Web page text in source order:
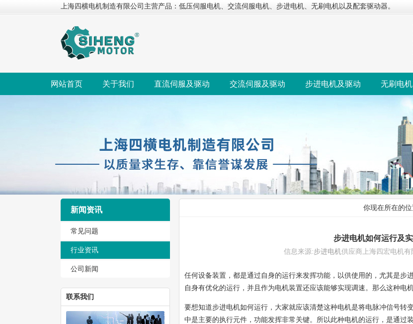
上海四横电机制造有限公司主营产品：低压伺服电机、交流伺服电机、步进电机、无刷电机以及配套驱动器。
网站首页 关于我们 直流伺服及驱动 交流伺服及驱动 步进电机及驱动 无刷电机
新闻资讯
常见问题
行业资讯
公司新闻
联系我们
你现在所在的位
步进电机如何运行及
信息来源:步进电机供应商上海四宏电机
任何设备装置，都是通过自身的运行来发挥功能，以供使用的，尤其是步
自身有优化的运行，并且作为电机装置还应该能够实现调速。那么这种电
要想知道步进电机如何运行，大家就应该清楚这种电机是将电脉冲信号转
中是主要的执行元件，功能发挥非常关键。所以此种电机的运行，是通过